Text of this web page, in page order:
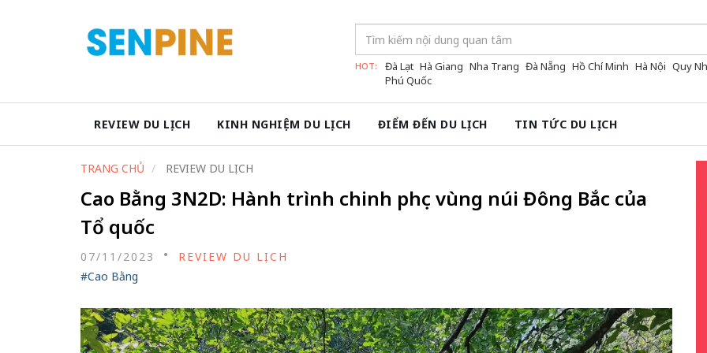
HOT: Đà Lạt Hà Giang Nha Trang Đà Nẵng Hồ Chí Minh Hà Nội Quy
Phú Quốc
REVIEW DU LỊCH KINH NGHIỆM DU LỊCH ĐIỂM ĐẾN DU LỊCH TIN TỨC DU LỊCH
TRANG CHỦ REVIEW DU LỊCH
Cao Bằng 3N2D: Hành trình chinh phục vùng núi Đông Bắc của
Tổ quốc
07/11/2023
REVIEW DU LỊCH
#Cao Bằng